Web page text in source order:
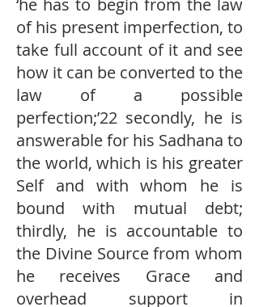
‘he has to begin from the law
of his present imperfection, to
take full account of it and see
how it can be converted to the
law of a possible
perfection;’22 secondly, he is
answerable for his Sadhana to
the world, which is his greater
Self and with whom he is
bound with mutual debt;
thirdly, he is accountable to
the Divine Source from whom
he receives Grace and
overhead support in